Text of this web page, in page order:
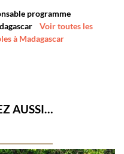
programme
Voir toutes les
à Madagascar
AUSSI…